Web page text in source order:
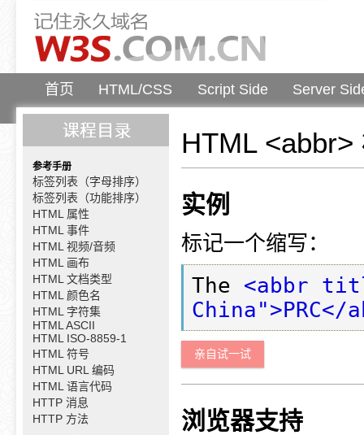
首页 HTML/CSS Script Side Server
参考手册
标签列表（字母排序）
标签列表（功能排序）
HTML 属性
HTML 事件
HTML 视频/音频
HTML 画布
HTML 文档类型
HTML 颜色名
HTML 字符集
HTML ASCII
HTML ISO-8859-1
HTML 符号
HTML URL 编码
HTML 语言代码
HTTP 消息
HTTP 方法
HTML <abbr>
实例
标记一个缩写：
The <abbr
China">PRC</
亲自试一试
浏览器支持